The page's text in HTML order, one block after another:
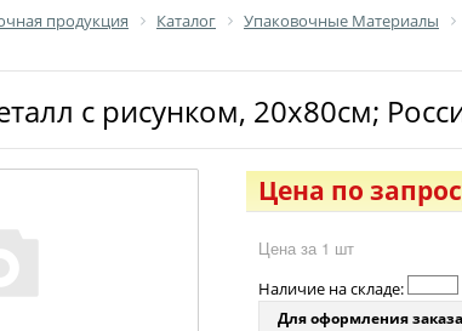
продукция Каталог Упаковочные Материалы
с рисунком, 20х80см;
Цена по
Цена за 1 шт
Наличие на складе:
Для оформления